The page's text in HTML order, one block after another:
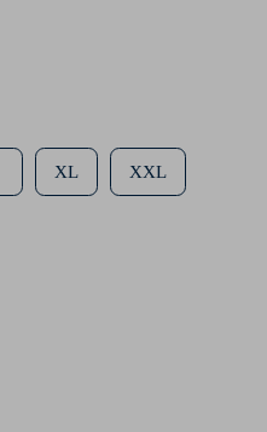
XL XXL